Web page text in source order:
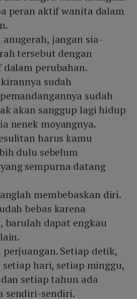
peran aktif wanita dalam
jangan sia-
tersebut dengan
perubahan.
sudah
sudah
akan sanggup lagi hidup
nenek moyangnya.
harus kamu
dulu sebelum
sempurna datang
membebaskan diri.
bebas karena
dapat engkau
Setiap detik,
hari, setiap minggu,
setiap tahun ada
sendiri-sendiri.